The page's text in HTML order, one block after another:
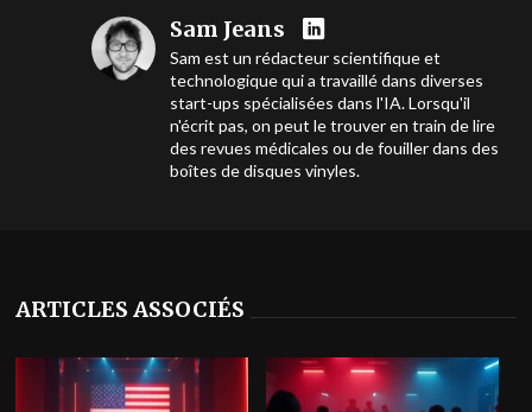
Sam Jeans
Sam est un rédacteur scientifique et
technologique qui a travaillé dans diverses
start-ups spécialisées dans l'IA. Lorsqu'il
n'écrit pas, on peut le trouver en train de lire
des revues médicales ou de fouiller dans des
boîtes de disques vinyles.
ARTICLES ASSOCIÉS